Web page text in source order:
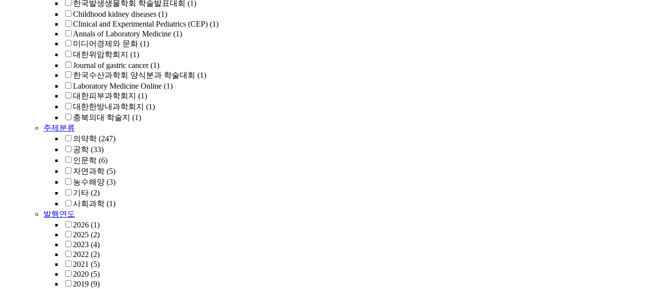
한국발생생물학회 학술발표대회 (1)
Childhood kidney diseases (1)
Clinical and Experimental Pediatrics (CEP) (1)
Annals of Laboratory Medicine (1)
미디어경제와 문화 (1)
대한위암학회지 (1)
Journal of gastric cancer (1)
한국수산과학회 양식분과 학술대회 (1)
Laboratory Medicine Online (1)
대한피부과학회지 (1)
대한한방내과학회지 (1)
충북의대 학술지 (1)
주제분류
의약학 (247)
공학 (33)
인문학 (6)
자연과학 (5)
농수해양 (3)
기타 (2)
사회과학 (1)
발행연도
2026 (1)
2025 (2)
2023 (4)
2022 (2)
2021 (5)
2020 (5)
2019 (9)